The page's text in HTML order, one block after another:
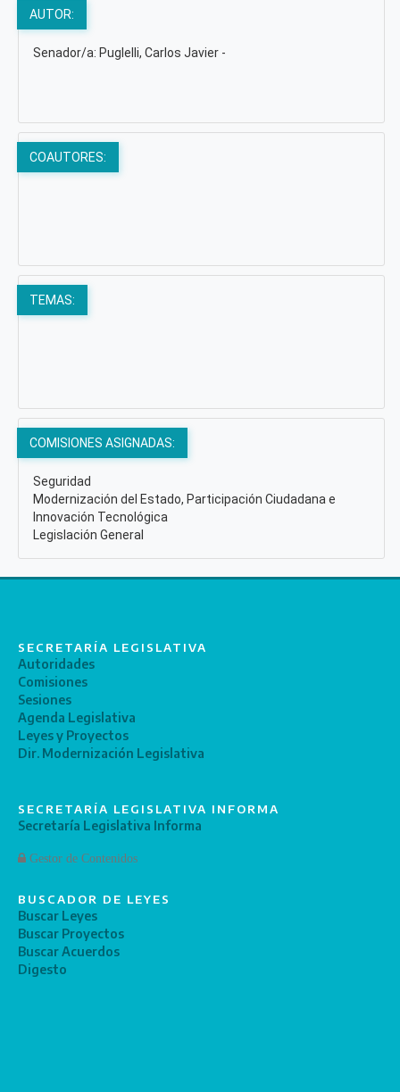
AUTOR:
Senador/a: Puglelli, Carlos Javier -
COAUTORES:
TEMAS:
COMISIONES ASIGNADAS:
Seguridad
Modernización del Estado, Participación Ciudadana e
Innovación Tecnológica
Legislación General
SECRETARÍA LEGISLATIVA
Autoridades
Comisiones
Sesiones
Agenda Legislativa
Leyes y Proyectos
Dir. Modernización Legislativa
SECRETARÍA LEGISLATIVA INFORMA
Secretaría Legislativa Informa
Gestor de Contenidos
BUSCADOR DE LEYES
Buscar Leyes
Buscar Proyectos
Buscar Acuerdos
Digesto